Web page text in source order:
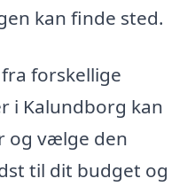
kan finde sted.
forskellige
i Kalundborg kan
og vælge den
til dit budget og